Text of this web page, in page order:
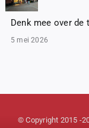
Denk mee over de
5 mei 2026
© Copyright 2015 -